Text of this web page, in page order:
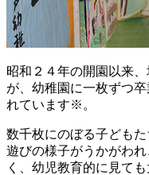
昭和２４年の開園以来
が、幼稚園に一枚ずつ
れています※。
数千枚にのぼる子ども
遊びの様子がうかがわ
く、幼児教育的に見て